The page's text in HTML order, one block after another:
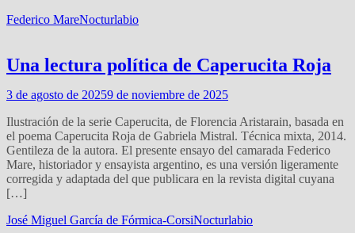
Federico MareNocturlabio
Una lectura política de Caperucita Roja
3 de agosto de 20259 de noviembre de 2025
Ilustración de la serie Caperucita, de Florencia Aristarain, basada en
el poema Caperucita Roja de Gabriela Mistral. Técnica mixta, 2014.
Gentileza de la autora. El presente ensayo del camarada Federico
Mare, historiador y ensayista argentino, es una versión ligeramente
corregida y adaptada del que publicara en la revista digital cuyana
[…]
José Miguel García de Fórmica-CorsiNocturlabio